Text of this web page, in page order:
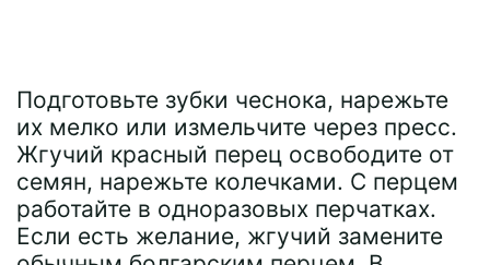
Подготовьте зубки чеснока, нарежьте
их мелко или измельчите через пресс.
Жгучий красный перец освободите от
семян, нарежьте колечками. С перцем
работайте в одноразовых перчатках.
Если есть желание, жгучий замените